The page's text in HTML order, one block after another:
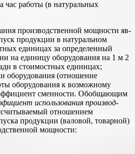
час работы (в натуральных
производственной мощности яв­
продукции в натуральном
единицах за определенный
на единицу оборудования на 1 м 2
в стоимостных единицах;
оборудова­ния (отношение
оборудования к воз­можному
сменности. Обоб­щающим
использования производ­
отношением
продукции (валовой, товарной)
мощности: